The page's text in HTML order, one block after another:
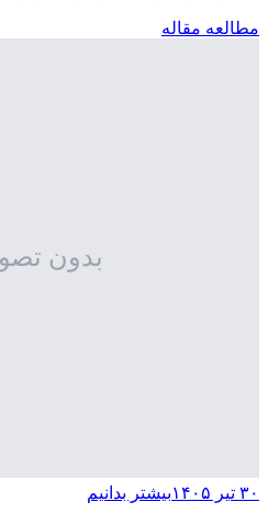
مطالعه مقاله
۳۰ تیر ۱۴۰۵ بیشتر بدانیم